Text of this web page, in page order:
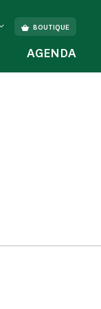
BOUTIQUE
AGENDA